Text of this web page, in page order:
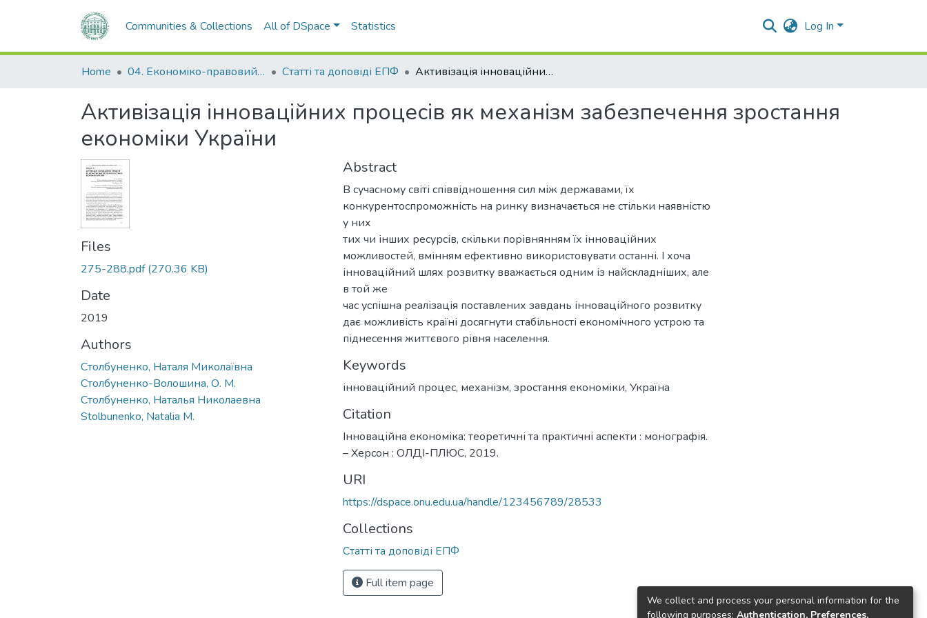
Communities & Collections All of DSpace Statistics Log In
Home 04. Економіко-правовий факультет Статті та доповіді ЕПФ Активізація інноваційних процесів як механізм забезпечення зростання економіки України
Активізація інноваційних процесів як механізм забезпечення зростання
економіки України
Files
275-288.pdf(270.36 KB)
Date
2019
Authors
Столбуненко, Наталя Миколаївна
Столбуненко-Волошина, О. М.
Столбуненко, Наталья Николаевна
Stolbunenko, Natalia M.
Abstract
В сучасному світі співвідношення сил між державами, їх
конкурентоспроможність на ринку визначається не стільки наявністю
у них
тих чи інших ресурсів, скільки порівнянням їх інноваційних
можливостей, вмінням ефективно використовувати останні. І хоча
інноваційний шлях розвитку вважається одним із найскладніших, але
в той же
час успішна реалізація поставлених завдань інноваційного розвитку
дає можливість країні досягнути стабільності економічного устрою та
піднесення життєвого рівня населення.
Keywords
інноваційний процес, механізм, зростання економіки, Україна
Citation
Інноваційна економіка: теоретичні та практичні аспекти : монографія.
– Херсон : ОЛДІ-ПЛЮС, 2019.
URI
https://dspace.onu.edu.ua/handle/123456789/28533
Collections
Статті та доповіді ЕПФ
Full item page
We collect and process your personal information for the
following purposes: Authentication, Preferences,